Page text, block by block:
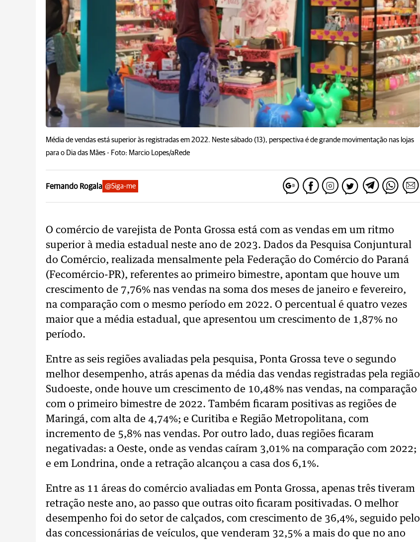
Média de vendas está superior às registradas em 2022. Neste sábado (13), perspectiva é de grande movimentação nas lojas
para o Dia das Mães - Foto: Marcio Lopes/aRede
Fernando Rogala @Siga-me
O comércio de varejista de Ponta Grossa está com as vendas em um ritmo
superior à media estadual neste ano de 2023. Dados da Pesquisa Conjuntural
do Comércio, realizada mensalmente pela Federação do Comércio do Paraná
(Fecomércio-PR), referentes ao primeiro bimestre, apontam que houve um
crescimento de 7,76% nas vendas na soma dos meses de janeiro e fevereiro,
na comparação com o mesmo período em 2022. O percentual é quatro vezes
maior que a média estadual, que apresentou um crescimento de 1,87% no
período.
Entre as seis regiões avaliadas pela pesquisa, Ponta Grossa teve o segundo
melhor desempenho, atrás apenas da média das vendas registradas pela região
Sudoeste, onde houve um crescimento de 10,48% nas vendas, na comparação
com o primeiro bimestre de 2022. Também ficaram positivas as regiões de
Maringá, com alta de 4,74%; e Curitiba e Região Metropolitana, com
incremento de 5,8% nas vendas. Por outro lado, duas regiões ficaram
negativadas: a Oeste, onde as vendas caíram 3,01% na comparação com 2022;
e em Londrina, onde a retração alcançou a casa dos 6,1%.
Entre as 11 áreas do comércio avaliadas em Ponta Grossa, apenas três tiveram
retração neste ano, ao passo que outras oito ficaram positivadas. O melhor
desempenho foi do setor de calçados, com crescimento de 36,4%, seguido pelo
das concessionárias de veículos, que venderam 32,5% a mais do que no ano